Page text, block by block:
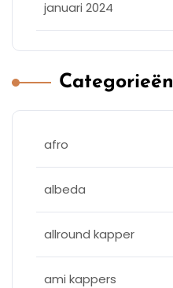
januari 2024
Categorieën
afro
albeda
allround kapper
ami kappers